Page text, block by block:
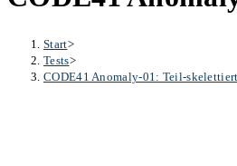
Start>
Tests>
CODE41 Anomaly-01: Teil-